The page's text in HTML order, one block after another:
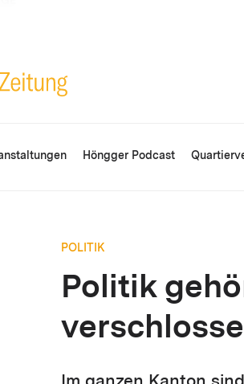
Höngger Podcast
POLITIK
Politik